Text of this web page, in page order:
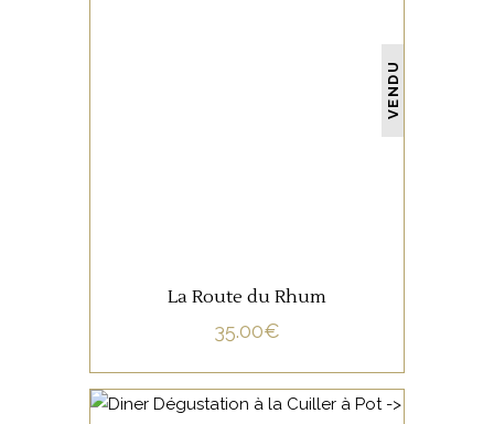
VENDU
La Route du Rhum
35.00€